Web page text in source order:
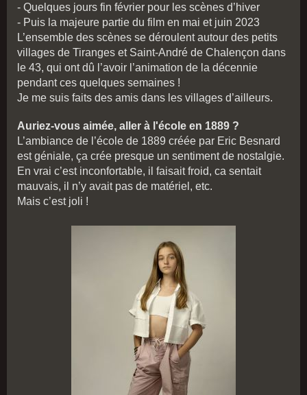
- Quelques jours fin février pour les scènes d’hiver
- Puis la majeure partie du film en mai et juin 2023
L’ensemble des scènes se déroulent autour des petits
villages de Tiranges et Saint-André de Chalençon dans
le 43, qui ont dû l’avoir l’animation de la décennie
pendant ces quelques semaines !
Je me suis faits des amis dans les villages d’ailleurs.
Auriez-vous aimée, aller à l'école en 1889 ?
L’ambiance de l’école de 1889 créée par Eric Besnard
est géniale, ça crée presque un sentiment de nostalgie.
En vrai c’est inconfortable, il faisait froid, ca sentait
mauvais, il n’y avait pas de matériel, etc.
Mais c’est joli !